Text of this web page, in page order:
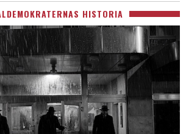
HISTORIA